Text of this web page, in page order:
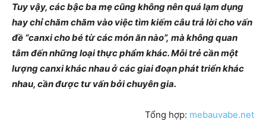
Tuy vậy, các bậc ba mẹ cũng không nên quá lạm dụng
hay chỉ chăm chăm vào việc tìm kiếm câu trả lời cho vấn
đề “canxi cho bé từ các món ăn nào”, mà không quan
tâm đến những loại thực phẩm khác. Mỗi trẻ cần một
lượng canxi khác nhau ở các giai đoạn phát triển khác
nhau, cần được tư vấn bởi chuyên gia.
Tổng hợp: mebauvabe.net